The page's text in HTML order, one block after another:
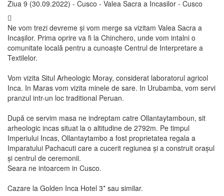
Ziua 9 (30.09.2022) - Cusco - Valea Sacra a Incasilor - Cusco
Ne vom trezi devreme și vom merge sa vizitam Valea Sacra a
Incașilor. Prima oprire va fi la Chinchero, unde vom intalni o
comunitate locală pentru a cunoaște Centrul de Interpretare a
Textilelor.
Vom vizita Situl Arheologic Moray, considerat laboratorul agricol
Inca. In Maras vom vizita minele de sare. In Urubamba, vom servi
pranzul intr-un loc traditional Peruan.
După ce servim masa ne indreptam catre Ollantaytamboun, sit
arheologic incas situat la o altitudine de 2792m. Pe timpul
Imperiului Incas, Ollantaytambo a fost proprietatea regala a
Imparatului Pachacuti care a cucerit regiunea și a construit orașul
și centrul de ceremonii.
Seara ne intoarcem in Cusco.
Cazare la Golden Inca Hotel 3* sau similar.